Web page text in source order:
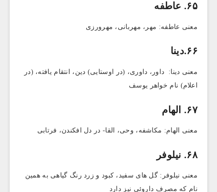
۶۵. عاطفه
معنی عاطفه: مهر، مهربانی، مهرورزی
۶۶.دینا
معنی دینا: داور، داوری، (در اوستایی) دین، انتقام یافته، (در
اعلام) نام خواهر یوسف
۶۷. الهام
معنی الهام: مکاشفه، وحی، القا- در دل افکندن، فرتابی
۶۸. نیلوفر
معنی نیلوفر: گل های سفید، کبود و زرد رنگ گیاهی به همین
نام که مصرف داروئی نیز دارد